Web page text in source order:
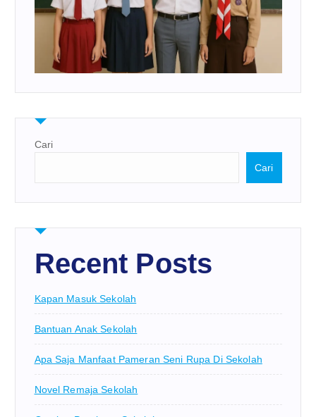
Cari
Cari
Recent Posts
Kapan Masuk Sekolah
Bantuan Anak Sekolah
Apa Saja Manfaat Pameran Seni Rupa Di Sekolah
Novel Remaja Sekolah